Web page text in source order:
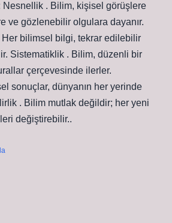
Nesnellik . Bilim, kişisel görüşlere
ve gözlenebilir olgulara dayanır.
Her bilimsel bilgi, tekrar edilebilir
Sistematiklik . Bilim, düzenli bir
çerçevesinde ilerler.
sonuçlar, dünyanın her yerinde
. Bilim mutlak değildir; her yeni
değiştirebilir..